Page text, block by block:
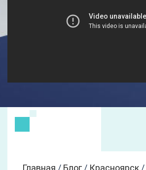
Главная / Блог / Красноярск /